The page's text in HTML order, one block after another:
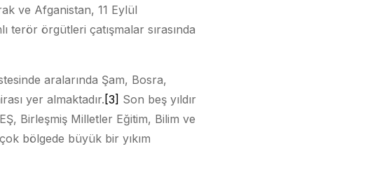
ve Afganistan, 11 Eylül
terör örgütleri çatışmalar sırasında
aralarında Şam, Bosra,
yer almaktadır.[3] Son beş yıldır
Birleşmiş Milletler Eğitim, Bilim ve
bölgede büyük bir yıkım